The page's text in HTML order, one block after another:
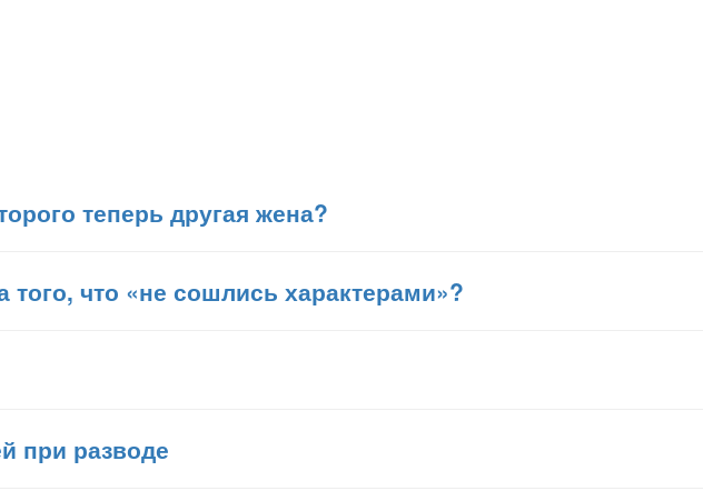
теперь другая жена?
что «не сошлись характерами»?
при разводе